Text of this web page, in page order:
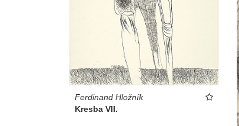
Ferdinand Hložník
Kresba VII.